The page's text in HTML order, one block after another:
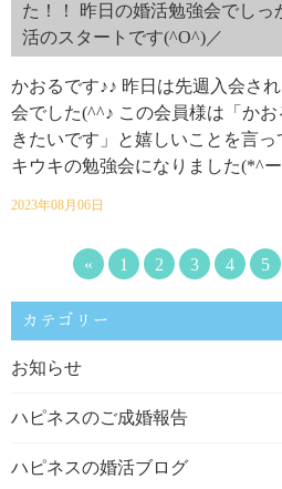
た！！ 昨日の婚活勉強会でし
活のスタートです(^O^)／
かおるです♪♪ 昨日は先週入会さ
会でした(^^♪ この会員様は「か
きたいです」と嬉しいことを言
キウキの勉強会になりました(*^
2023年08月06日
« 1 2 3 4 5
カテゴリー
お知らせ
ハピネスのご成婚報告
ハピネスの婚活ブログ